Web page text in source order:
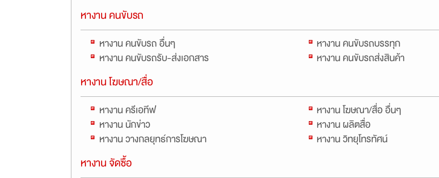
หางาน คนขับรถ
หางาน คนขับรถ อื่นๆ หางาน คนขับรถบรรทุก
หางาน คนขับรถรับ-ส่งเอกสาร
หางาน คนขับรถส่งสินค้า
หางาน โฆษณา/สื่อ
หางาน ครีเอทีฟ หางาน โฆษณา/สื่อ อื่นๆ
หางาน นักข่าว
หางาน ผลิตสื่อ
หางาน วางกลยุทธ์การโฆษณา
หางาน วิทยุโทรทัศน์
หางาน จัดซื้อ